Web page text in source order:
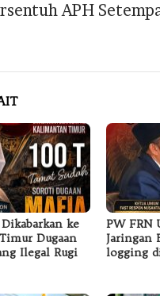
APH
ke
Dugaan
Ilegal Rugi
PW FRN
Jaringan
logging